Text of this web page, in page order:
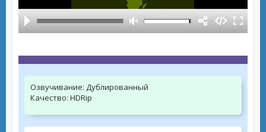
Озвучивание: Дублированный
Качество: HDRip